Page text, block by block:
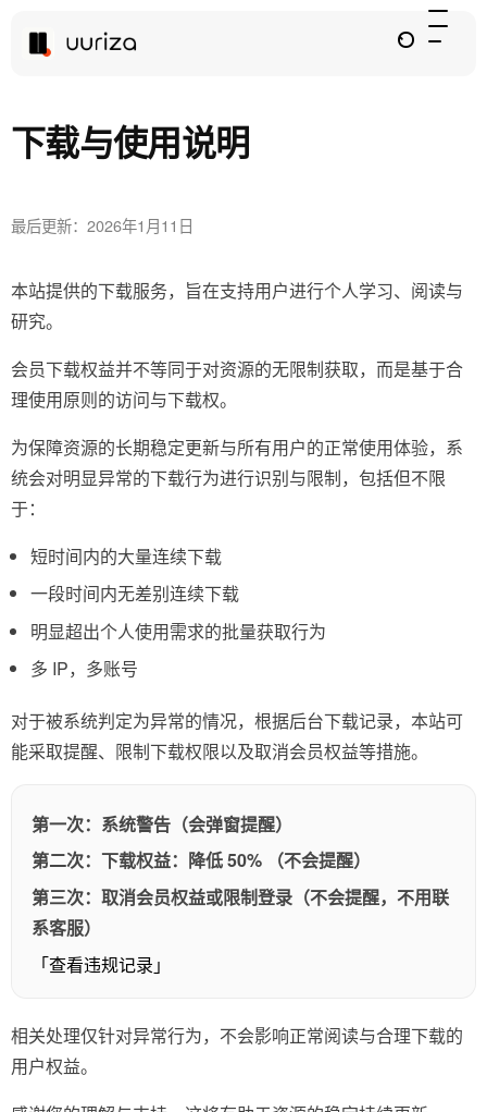
下载与使用说明
最后更新：2026年1月11日
本站提供的下载服务，旨在支持用户进行个人学习、阅读与
研究。
会员下载权益并不等同于对资源的无限制获取，而是基于合
理使用原则的访问与下载权。
为保障资源的长期稳定更新与所有用户的正常使用体验，系
统会对明显异常的下载行为进行识别与限制，包括但不限
于：
短时间内的大量连续下载
一段时间内无差别连续下载
明显超出个人使用需求的批量获取行为
多 IP，多账号
对于被系统判定为异常的情况，根据后台下载记录，本站可
能采取提醒、限制下载权限以及取消会员权益等措施。
第一次：系统警告（会弹窗提醒）
第二次：下载权益：降低 50% （不会提醒）
第三次：取消会员权益或限制登录（不会提醒，不用联
系客服）
「查看违规记录」
相关处理仅针对异常行为，不会影响正常阅读与合理下载的
用户权益。